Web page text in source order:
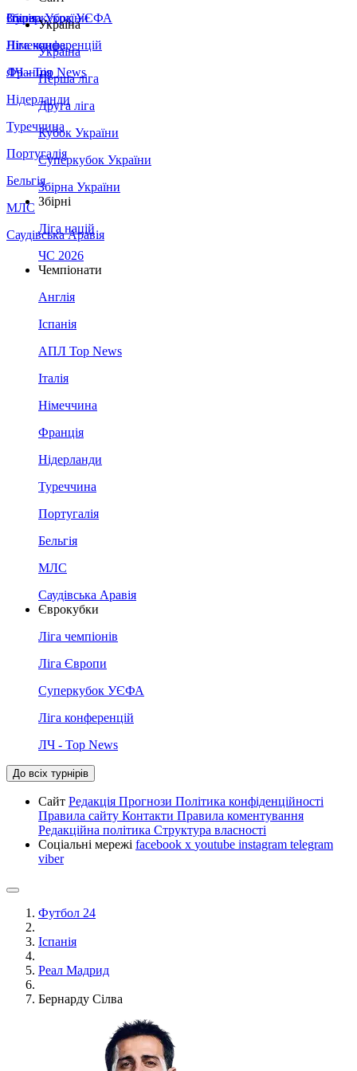
Збірна України
Італія
Німеччина
Франція
Нідерланди
Туреччина
Португалія
Бельгія
МЛС
Саудівська Аравія
Суперкубок УЄФА
Ліга конференцій
ЛЧ - Top News
Україна
Україна
Перша ліга
Друга ліга
Кубок України
Суперкубок України
Збірна України
Збірні
Ліга націй
ЧС 2026
Чемпіонати
Англія
Іспанія
АПЛ Top News
Італія
Німеччина
Франція
Нідерланди
Туреччина
Португалія
Бельгія
МЛС
Саудівська Аравія
Єврокубки
Ліга чемпіонів
Ліга Європи
Суперкубок УЄФА
Ліга конференцій
ЛЧ - Top News
До всіх турнірів
Сайт Редакція Прогнози Політика конфіденційності
Правила сайту Контакти Правила коментування
Редакційна політика Структура власності
Соціальні мережі facebook x youtube instagram telegram
viber
Футбол 24
Іспанія
Реал Мадрид
Бернарду Сілва